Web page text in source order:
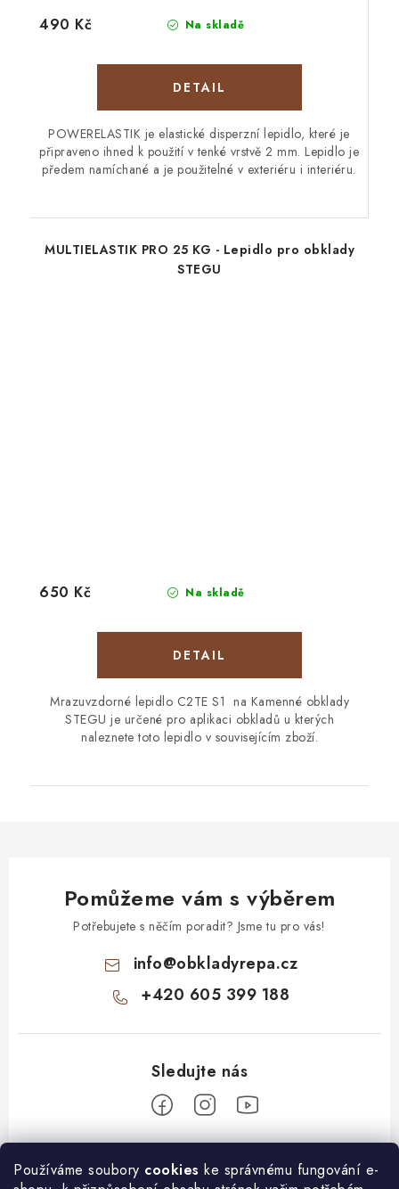
Používáme soubory cookies ke správnému fungování e-
Na skladě
490 Kč
POWERELASTIK je elastické disperzní lepidlo, které je
připraveno ihned k použití v tenké vrstvě 2 mm. Lepidlo je
předem namíchané a je použitelné v exteriéru i interiéru.
MULTIELASTIK PRO 25 KG - Lepidlo pro obklady
STEGU
Na skladě
650 Kč
Mrazuvzdorné lepidlo C2TE S1 na Kamenné obklady
STEGU je určené pro aplikaci obkladů u kterých
naleznete toto lepidlo v souvisejícím zboží.
Pomůžeme vám s výběrem
Potřebujete s něčím poradit? Jsme tu pro vás!
info@obkladyrepa.cz
+420 605 399 188
Z